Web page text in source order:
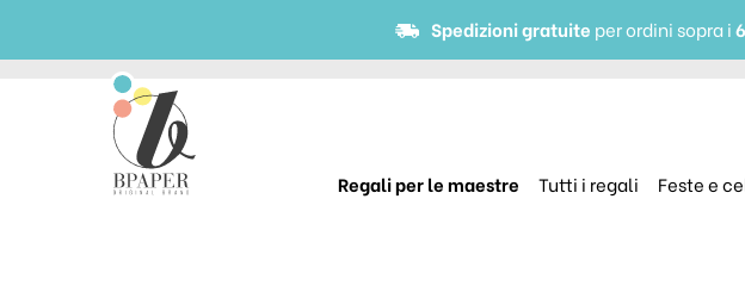
Spedizioni gratuite per ordini sopra i
Regali per le maestre Tutti i regali Feste e